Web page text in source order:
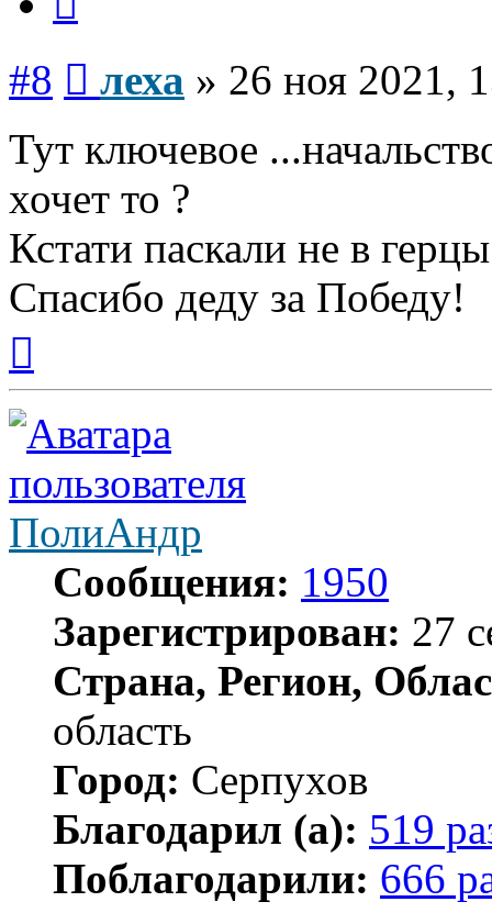
#8 леха » 26 ноя 2021,
Тут ключевое
хочет то ?
Кстати паскали не в
Спасибо деду за Победу!
началу
ПолиАндр
Сообщения: 1950
Зарегистрирован: 27
Страна, Регион,
область
Город: Серпухов
Благодарил (а): 519
Поблагодарили: 666